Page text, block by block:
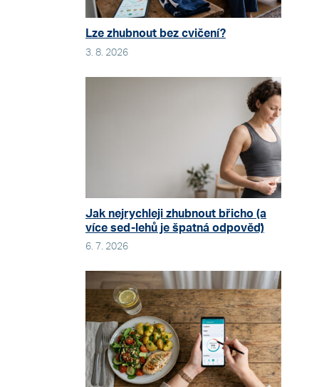
Lze zhubnout bez cvičení?
3. 8. 2026
Jak nejrychleji zhubnout břicho (a
více sed-lehů je špatná odpověď)
6. 7. 2026